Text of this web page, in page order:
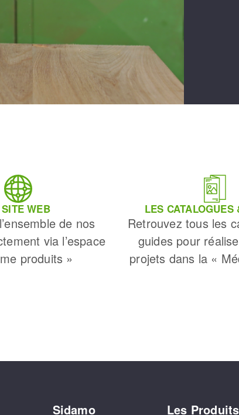
WEB
de nos
via l’espace
produits »
LES CATALOGUES
Retrouvez tous les
guides pour
projets dans la «
Sidamo Les Produits